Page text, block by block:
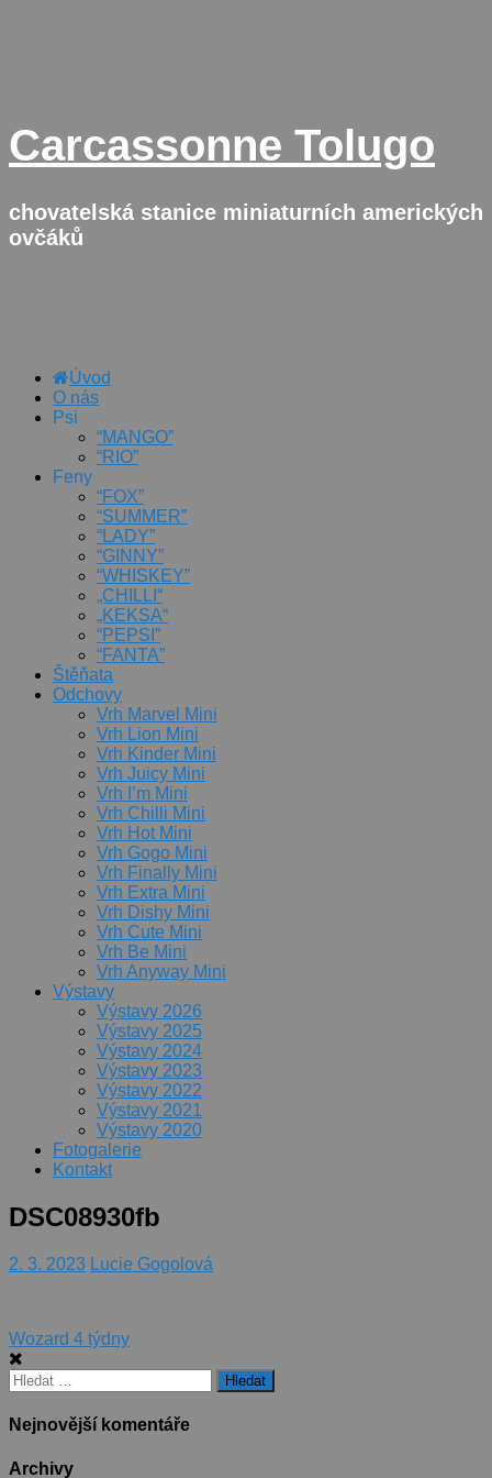
Carcassonne Tolugo
chovatelská stanice miniaturních amerických
ovčáků
Úvod
O nás
Psi
“MANGO”
“RIO”
Feny
“FOX”
“SUMMER”
“LADY”
“GINNY”
“WHISKEY”
„CHILLI“
„KEKSA“
“PEPSI”
“FANTA”
Štěňata
Odchovy
Vrh Marvel Mini
Vrh Lion Mini
Vrh Kinder Mini
Vrh Juicy Mini
Vrh I’m Mini
Vrh Chilli Mini
Vrh Hot Mini
Vrh Gogo Mini
Vrh Finally Mini
Vrh Extra Mini
Vrh Dishy Mini
Vrh Cute Mini
Vrh Be Mini
Vrh Anyway Mini
Výstavy
Výstavy 2026
Výstavy 2025
Výstavy 2024
Výstavy 2023
Výstavy 2022
Výstavy 2021
Výstavy 2020
Fotogalerie
Kontakt
DSC08930fb
2. 3. 2023 Lucie Gogolová
Navigace
pro
Wozard 4 týdny
Vyhledávání
Nejnovější komentáře
Archivy